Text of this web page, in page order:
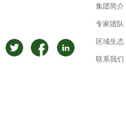
集团简介
专家团队
区域生态
联系我们